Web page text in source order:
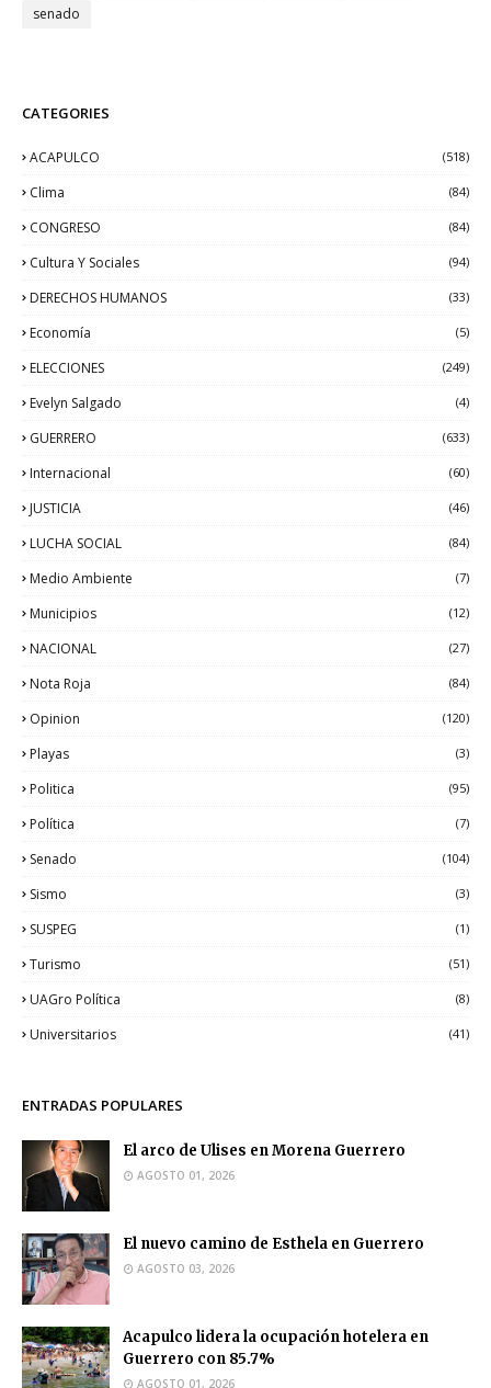
senado
CATEGORIES
ACAPULCO (518)
Clima (84)
CONGRESO (84)
Cultura Y Sociales (94)
DERECHOS HUMANOS (33)
Economía (5)
ELECCIONES (249)
Evelyn Salgado (4)
GUERRERO (633)
Internacional (60)
JUSTICIA (46)
LUCHA SOCIAL (84)
Medio Ambiente (7)
Municipios (12)
NACIONAL (27)
Nota Roja (84)
Opinion (120)
Playas (3)
Politica (95)
Política (7)
Senado (104)
Sismo (3)
SUSPEG (1)
Turismo (51)
UAGro Política (8)
Universitarios (41)
ENTRADAS POPULARES
El arco de Ulises en Morena Guerrero
AGOSTO 01, 2026
El nuevo camino de Esthela en Guerrero
AGOSTO 03, 2026
Acapulco lidera la ocupación hotelera en
Guerrero con 85.7%
AGOSTO 01, 2026